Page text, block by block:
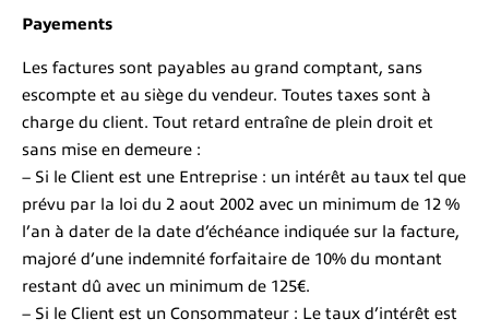
Payements
Les factures sont payables au grand comptant, sans
escompte et au siège du vendeur. Toutes taxes sont à
charge du client. Tout retard entraîne de plein droit et
sans mise en demeure :
– Si le Client est une Entreprise : un intérêt au taux tel que
prévu par la loi du 2 aout 2002 avec un minimum de 12 %
l’an à dater de la date d’échéance indiquée sur la facture,
majoré d’une indemnité forfaitaire de 10% du montant
restant dû avec un minimum de 125€.
– Si le Client est un Consommateur : Le taux d’intérêt est